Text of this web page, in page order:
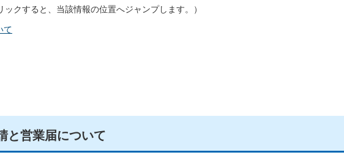
ックすると、当該情報の位置へジャンプします。）
て
と営業届について